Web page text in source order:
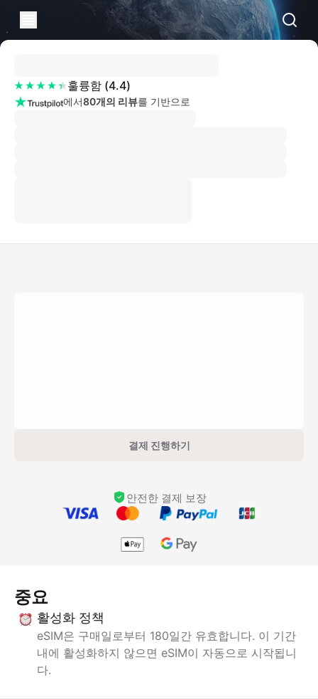
훌륭함 (4.4)
에서80개의 리뷰를 기반으로
결제 진행하기
안전한 결제 보장
중요
활성화 정책
eSIM은 구매일로부터 180일간 유효합니다. 이 기간
내에 활성화하지 않으면 eSIM이 자동으로 시작됩니
다.